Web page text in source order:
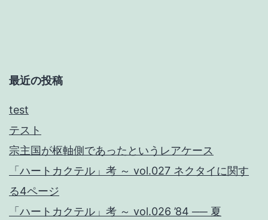
ン
最近の投稿
test
テスト
宗主国が枢軸側であったというレアケース
「ハートカクテル」考 ～ vol.027 ネクタイに関す
る4ページ
「ハートカクテル」考 ～ vol.026 ’84 ── 夏